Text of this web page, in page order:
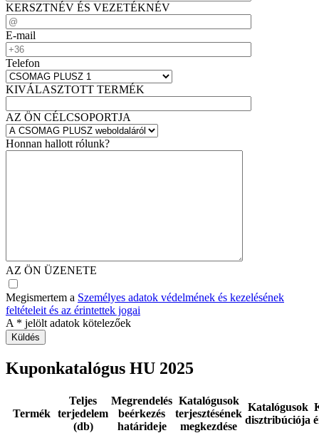
KERSZTNÉV ÉS VEZETÉKNÉV
E-mail
Telefon
KIVÁLASZTOTT TERMÉK
AZ ÖN CÉLCSOPORTJA
Honnan hallott rólunk?
AZ ÖN ÜZENETE
Megismertem a Személyes adatok védelmének és kezelésének
feltételeit és az érintettek jogai
A * jelölt adatok kötelezőek
Kuponkatalógus HU 2025
Termék
Teljes
terjedelem
(db)
Megrendelés
beérkezés
határideje
Katalógusok
terjesztésének
megkezdése
Katalógusok
disztribúciója